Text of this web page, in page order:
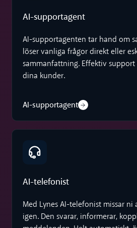
AI-supportagent
AI-supportagenten tar hand om
löser vanliga frågor direkt eller
sammanfattning. Effektiv
dina kunder.
AI-supportagent
AI-telefonist
Med Lynes AI-telefonist missar ni
igen. Den svarar, informerar,
AI-telefonist